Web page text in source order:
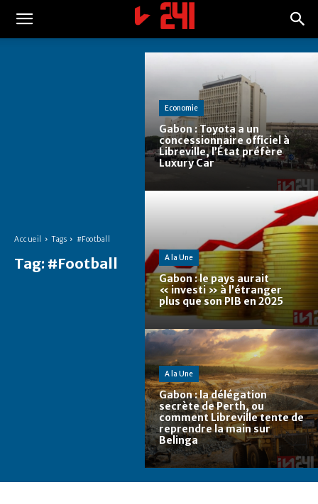
Accueil Tags #Football
Tag: #Football
Economie
Gabon : Toyota a un
concessionnaire officiel à
Libreville, l’État préfère
Luxury Car
A la Une
Gabon : le pays aurait
« investi » à l’étranger
plus que son PIB en 2025
A la Une
Gabon : la délégation
secrète de Perth, ou
comment Libreville tente de
reprendre la main sur
Belinga